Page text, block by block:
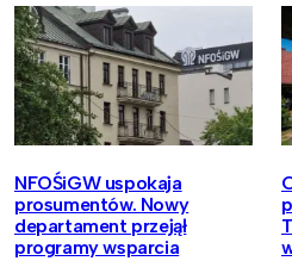
NFOŚiGW uspokaja
prosumentów. Nowy
departament przejął
programy wsparcia